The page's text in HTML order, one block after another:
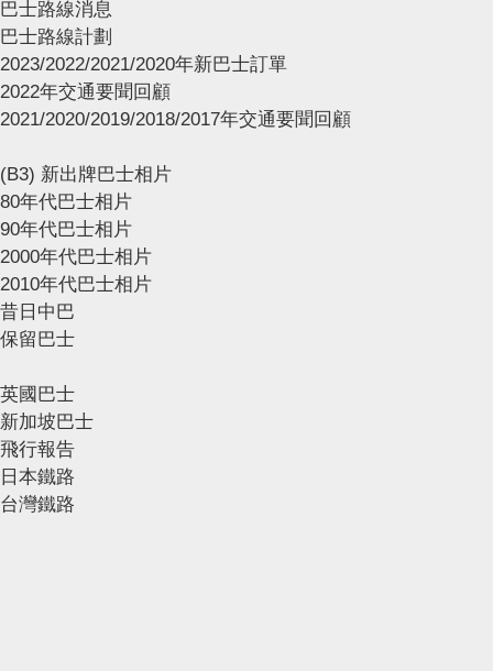
巴士路線消息
巴士路線計劃
2023/2022/2021/2020年新巴士訂單
2022年交通要聞回顧
2021/2020/2019/2018/2017年交通要聞回顧
(B3) 新出牌巴士相片
80年代巴士相片
90年代巴士相片
2000年代巴士相片
2010年代巴士相片
昔日中巴
保留巴士
英國巴士
新加坡巴士
飛行報告
日本鐵路
台灣鐵路